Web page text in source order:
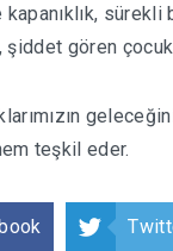
şiddet gören
teşkil eder.